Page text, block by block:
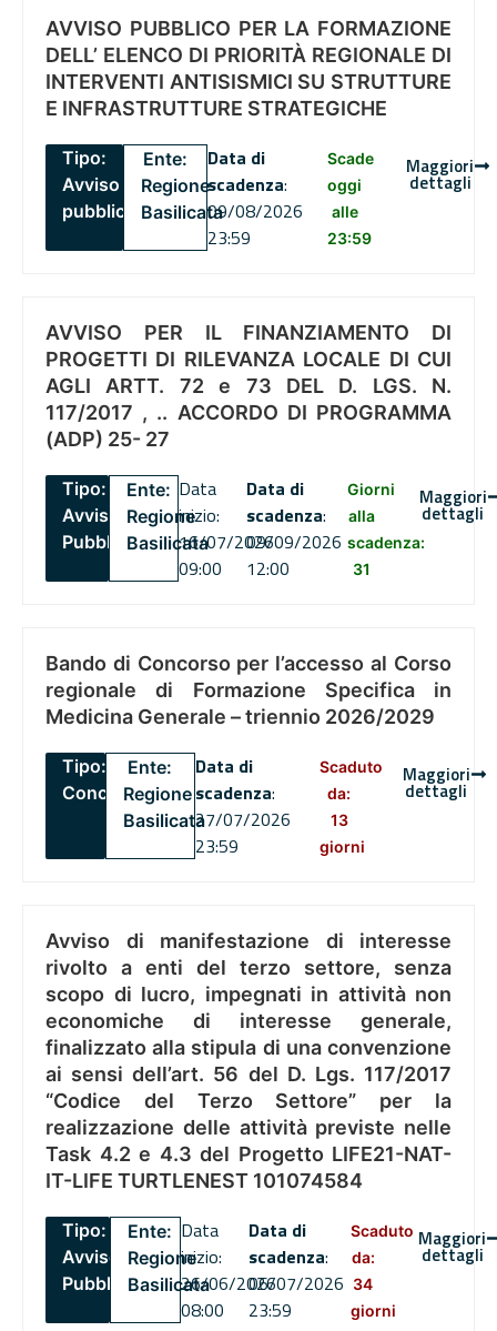
AVVISO PUBBLICO PER LA FORMAZIONE
DELL’ ELENCO DI PRIORITÀ REGIONALE DI
INTERVENTI ANTISISMICI SU STRUTTURE
E INFRASTRUTTURE STRATEGICHE
Tipo:
Avviso
pubblico
Ente:
Regione
Basilicata
Data di
scadenza:
09/08/2026
23:59
Scade
oggi
alle
23:59
Maggiori
dettagli
AVVISO PER IL FINANZIAMENTO DI
PROGETTI DI RILEVANZA LOCALE DI CUI
AGLI ARTT. 72 e 73 DEL D. LGS. N.
117/2017 , .. ACCORDO DI PROGRAMMA
(ADP) 25- 27
Tipo:
Avviso
Pubblico
Ente:
Regione
Basilicata
Data
inizio:
16/07/2026
09:00
Data di
scadenza:
09/09/2026
12:00
Giorni
alla
scadenza:
31
Maggiori
dettagli
Bando di Concorso per l’accesso al Corso
regionale di Formazione Specifica in
Medicina Generale – triennio 2026/2029
Tipo:
Concorsi
Ente:
Regione
Basilicata
Data di
scadenza:
27/07/2026
23:59
Scaduto
da:
13
giorni
Maggiori
dettagli
Avviso di manifestazione di interesse
rivolto a enti del terzo settore, senza
scopo di lucro, impegnati in attività non
economiche di interesse generale,
finalizzato alla stipula di una convenzione
ai sensi dell’art. 56 del D. Lgs. 117/2017
“Codice del Terzo Settore” per la
realizzazione delle attività previste nelle
Task 4.2 e 4.3 del Progetto LIFE21-NAT-
IT-LIFE TURTLENEST 101074584
Tipo:
Avviso
Pubblico
Ente:
Regione
Basilicata
Data
inizio:
26/06/2026
08:00
Data di
scadenza:
06/07/2026
23:59
Scaduto
da:
34
giorni
Maggiori
dettagli